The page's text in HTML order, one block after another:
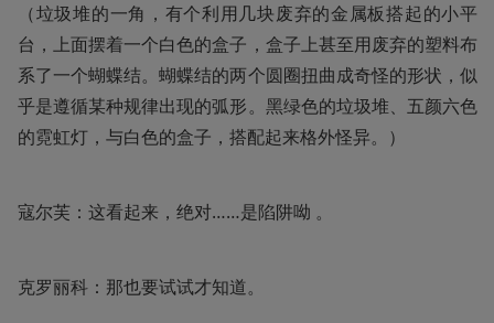
（垃圾堆的一角，有个利用几块废弃的金属板搭起的小平
台，上面摆着一个白色的盒子，盒子上甚至用废弃的塑料布
系了一个蝴蝶结。蝴蝶结的两个圆圈扭曲成奇怪的形状，似
乎是遵循某种规律出现的弧形。黑绿色的垃圾堆、五颜六色
的霓虹灯，与白色的盒子，搭配起来格外怪异。）
寇尔芙：这看起来，绝对……是陷阱呦 。
克罗丽科：那也要试试才知道。